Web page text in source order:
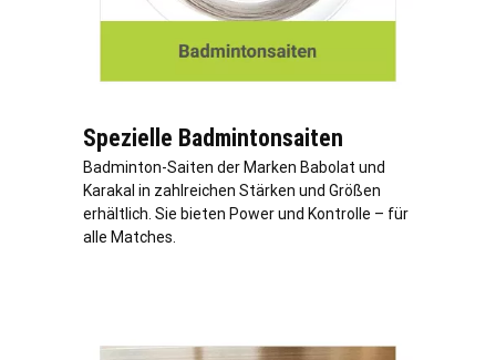
Spezielle Badmintonsaiten
Badminton-Saiten der Marken Babolat und
Karakal in zahlreichen Stärken und Größen
erhältlich. Sie bieten Power und Kontrolle – für
alle Matches.